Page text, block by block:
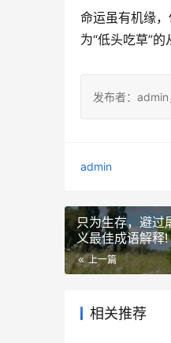
命运虽有机缘
为“低头吃草”的
发布者：admin
admin
只为生存，避过
义最佳成语解释!
上一篇
相关推荐